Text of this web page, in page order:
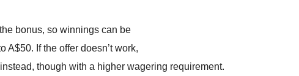
bonus, so winnings can be
A$50. If the offer doesn’t work,
though with a higher wagering requirement.